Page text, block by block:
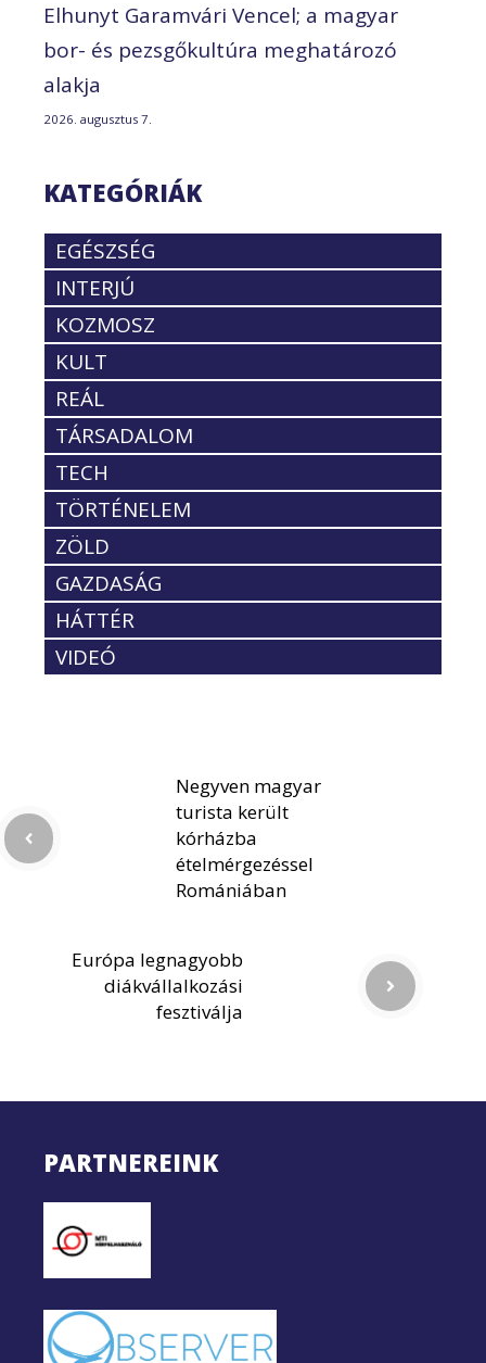
Elhunyt Garamvári Vencel; a magyar
bor- és pezsgőkultúra meghatározó
alakja
2026. augusztus 7.
KATEGÓRIÁK
EGÉSZSÉG
INTERJÚ
KOZMOSZ
KULT
REÁL
TÁRSADALOM
TECH
TÖRTÉNELEM
ZÖLD
GAZDASÁG
HÁTTÉR
VIDEÓ
Negyven magyar
turista került
kórházba
ételmérgezéssel
Romániában
Európa legnagyobb
diákvállalkozási
fesztiválja
PARTNEREINK